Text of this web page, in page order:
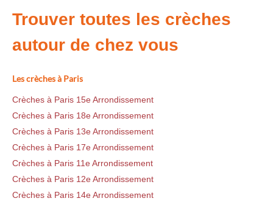
Trouver toutes les crèches
autour de chez vous
Les crèches à Paris
Crèches à Paris 15e Arrondissement
Crèches à Paris 18e Arrondissement
Crèches à Paris 13e Arrondissement
Crèches à Paris 17e Arrondissement
Crèches à Paris 11e Arrondissement
Crèches à Paris 12e Arrondissement
Crèches à Paris 14e Arrondissement